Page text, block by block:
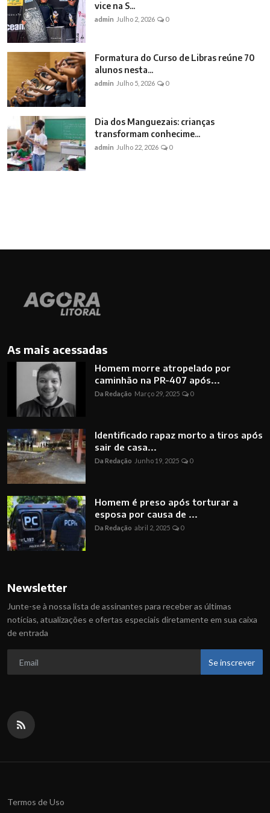
vice na S...
admin Julho 2, 2026 0
Formatura do Curso de Libras reúne 70
alunos nesta...
admin Julho 5, 2026 0
Dia dos Manguezais: crianças
transformam conhecime...
admin Julho 22, 2026 0
As mais acessadas
Homem morre atropelado por
caminhão na PR-407 após...
Da Redação Março 29, 2025 0
Identificado rapaz morto a tiros após
sair de casa...
Da Redação Junho 19, 2025 0
Homem é preso após torturar a
esposa por causa de ...
Da Redação abril 2, 2025 0
Newsletter
Junte-se à nossa lista de assinantes para receber as últimas
notícias, atualizações e ofertas especiais diretamente em sua caixa
de entrada
Se inscrever
Termos de Uso